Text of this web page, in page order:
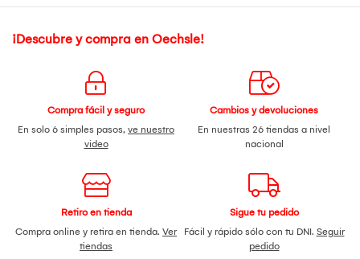
¡Descubre y compra en Oechsle!
Compra fácil y seguro
En solo 6 simples pasos, ve nuestro
video
Cambios y devoluciones
En nuestras 26 tiendas a nivel
nacional
Retiro en tienda
Compra online y retira en tienda. Ver
tiendas
Sigue tu pedido
Fácil y rápido sólo con tu DNI. Seguir
pedido